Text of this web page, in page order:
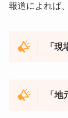
報道によれば、
「現
「地